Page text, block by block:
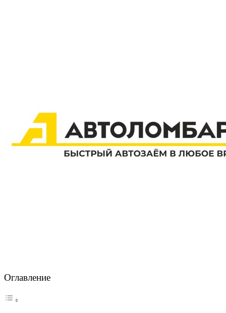
Оглавление